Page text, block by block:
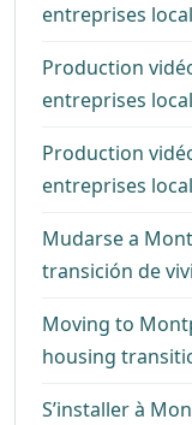
entreprises
Production
entreprises
Production
entreprises
Mudarse a
transición de
Moving to
housing
S’installer à